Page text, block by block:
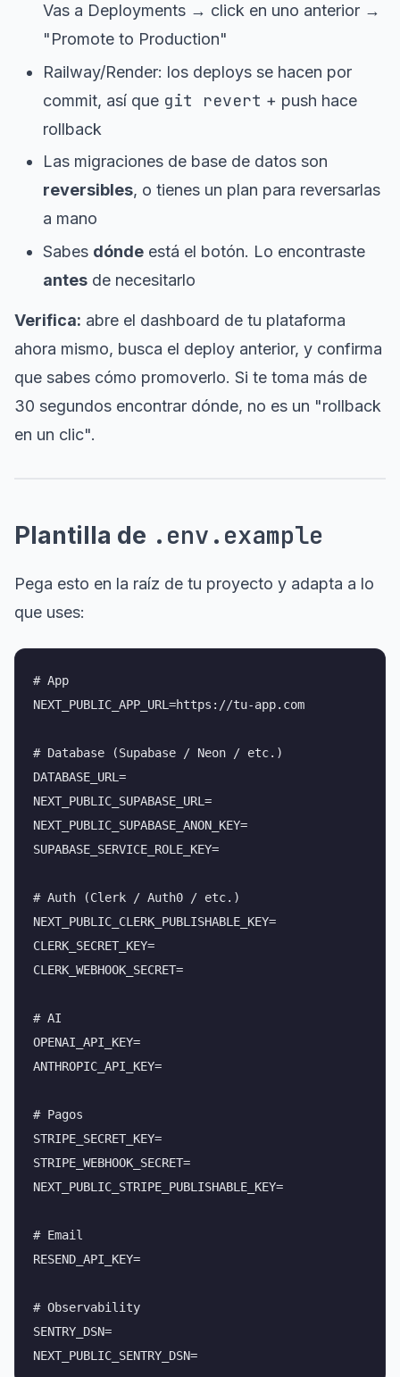
Vas a Deployments → click en uno anterior →
"Promote to Production"
Railway/Render: los deploys se hacen por
commit, así que git revert + push hace
rollback
Las migraciones de base de datos son
reversibles, o tienes un plan para reversarlas
a mano
Sabes dóndeestá el botón. Lo encontraste
antesde necesitarlo
Verifica: abre el dashboard de tu plataforma
ahora mismo, busca el deploy anterior, y confirma
que sabes cómo promoverlo. Si te toma más de
30 segundos encontrar dónde, no es un "rollback
en un clic".
Plantilla de .env.example
Pega esto en la raíz de tu proyecto y adapta a lo
que uses:
# App
NEXT_PUBLIC_APP_URL=https://tu-app.com
# Database (Supabase / Neon / etc.)
DATABASE_URL=
NEXT_PUBLIC_SUPABASE_URL=
NEXT_PUBLIC_SUPABASE_ANON_KEY=
SUPABASE_SERVICE_ROLE_KEY=
# Auth (Clerk / Auth0 / etc.)
NEXT_PUBLIC_CLERK_PUBLISHABLE_KEY=
CLERK_SECRET_KEY=
CLERK_WEBHOOK_SECRET=
# AI
OPENAI_API_KEY=
ANTHROPIC_API_KEY=
# Pagos
STRIPE_SECRET_KEY=
STRIPE_WEBHOOK_SECRET=
NEXT_PUBLIC_STRIPE_PUBLISHABLE_KEY=
# Email
RESEND_API_KEY=
# Observability
SENTRY_DSN=